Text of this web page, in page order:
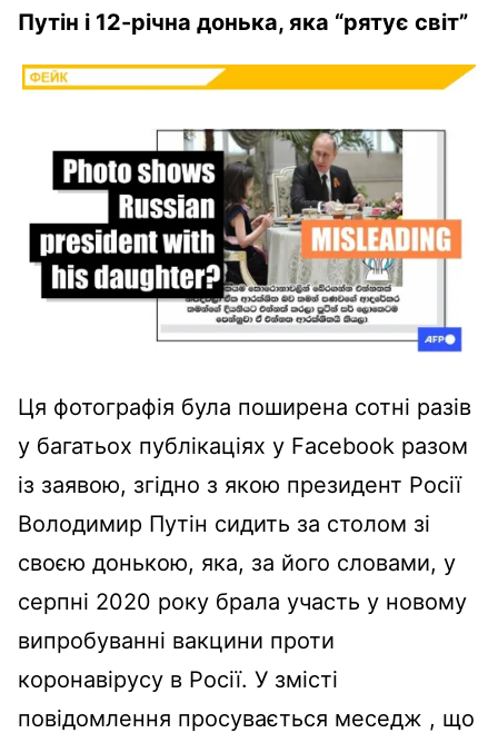
Путін і 12-річна донька, яка “рятує світ”
Ця фотографія була поширена сотні разів
у багатьох публікаціях у Facebook разом
із заявою, згідно з якою президент Росії
Володимир Путін сидить за столом зі
своєю донькою, яка, за його словами, у
серпні 2020 року брала участь у новому
випробуванні вакцини проти
коронавірусу в Росії. У змісті
повідомлення просувається меседж , що